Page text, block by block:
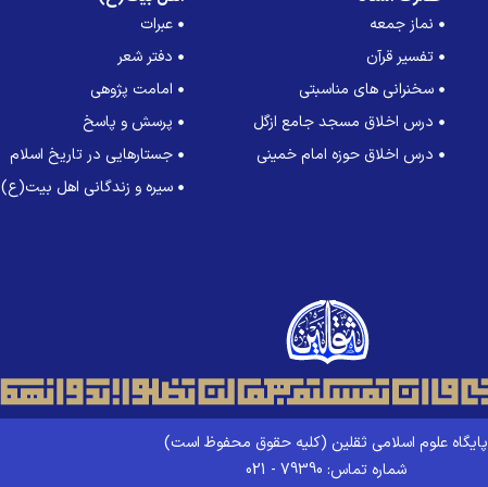
نماز جمعه
تفسیر قرآن
سخنرانی های مناسبتی
درس اخلاق مسجد جامع ازگل
درس اخلاق حوزه امام خمینی
عبرات
دفتر شعر
امامت پژوهی
پرسش و پاسخ
جستارهایی در تاریخ اسلام
سیره و زندگانی اهل بیت(ع)
پایگاه علوم اسلامی ثقلین (کلیه حقوق محفوظ است)
شماره تماس: 79390 - 021